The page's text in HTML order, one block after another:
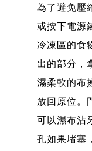
為了避免壓
或按下電源
冷凍區的食
出的部分，
濕柔軟的布
放回原位。
可以濕布沾
孔如果堵塞